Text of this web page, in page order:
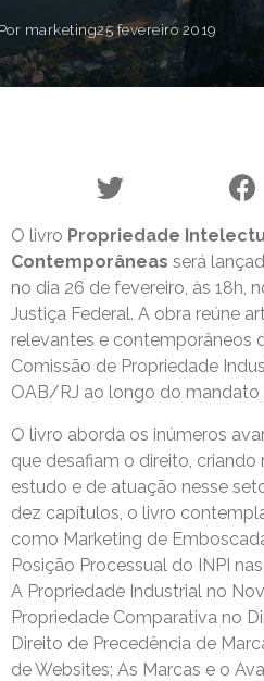
marketing25 fevereiro 2019
O livro Propriedade
Contemporâneas será
no dia 26 de fevereiro, às 18h,
Justiça Federal. A obra reúne
relevantes e contemporâneos
Comissão de Propriedade
OAB/RJ ao longo do mandato
O livro aborda os inúmeros
que desafiam o direito, criando
estudo e de atuação nesse
dez capítulos, o livro
como Marketing de
Posição Processual do INPI
A Propriedade Industrial no
Propriedade Comparativa no
Direito de Precedência de
de Websites; As Marcas e o